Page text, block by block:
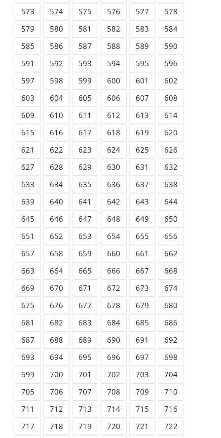
573
574 575 576 577
578
579
580 581 582 583
584
585
586 587 588 589
590
591
592 593 594 595
596
597
598 599 600 601
602
603
604 605 606 607
608
609
610 611 612 613
614
615
616 617 618 619
620
621
622 623 624 625
626
627
628 629 630 631
632
633
634 635 636 637
638
639
640 641 642 643
644
645
646 647 648 649
650
651
652 653 654 655
656
657
658 659 660 661
662
663
664 665 666 667
668
669
670 671 672 673
674
675
676 677 678 679
680
681
682 683 684 685
686
687
688 689 690 691
692
693
694 695 696 697
698
699
700 701 702 703
704
705
706 707 708 709
710
711
712 713 714 715
716
717
718 719 720 721
722